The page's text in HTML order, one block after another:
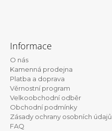
Informace
O nás
Kamenná prodejna
Platba a doprava
Věrnostní program
Velkoobchodní odběr
Obchodní podmínky
Zásady ochrany osobních údajů
FAQ